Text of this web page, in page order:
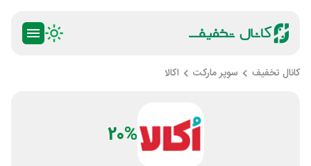
کانال تخفیف سوپر مارکت اکالا
20%